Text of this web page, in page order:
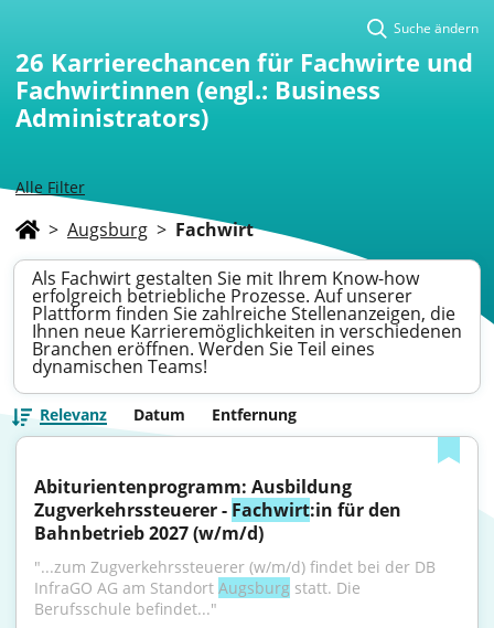
Alle Filter
Suche ändern
26 Karrierechancen für Fachwirte und
Fachwirtinnen (engl.: Business
Administrators)
> Augsburg > Fachwirt
Als Fachwirt gestalten Sie mit Ihrem Know-how
erfolgreich betriebliche Prozesse. Auf unserer
Plattform finden Sie zahlreiche Stellenanzeigen, die
Ihnen neue Karrieremöglichkeiten in verschiedenen
Branchen eröffnen. Werden Sie Teil eines
dynamischen Teams!
Relevanz Datum Entfernung
Abiturientenprogramm: Ausbildung
Zugverkehrssteuerer - Fachwirt:in für den
Bahnbetrieb 2027 (w/m/d)
"...zum Zugverkehrssteuerer (w/m/d) findet bei der DB
InfraGO AG am Standort Augsburg statt. Die
Berufsschule befindet..."